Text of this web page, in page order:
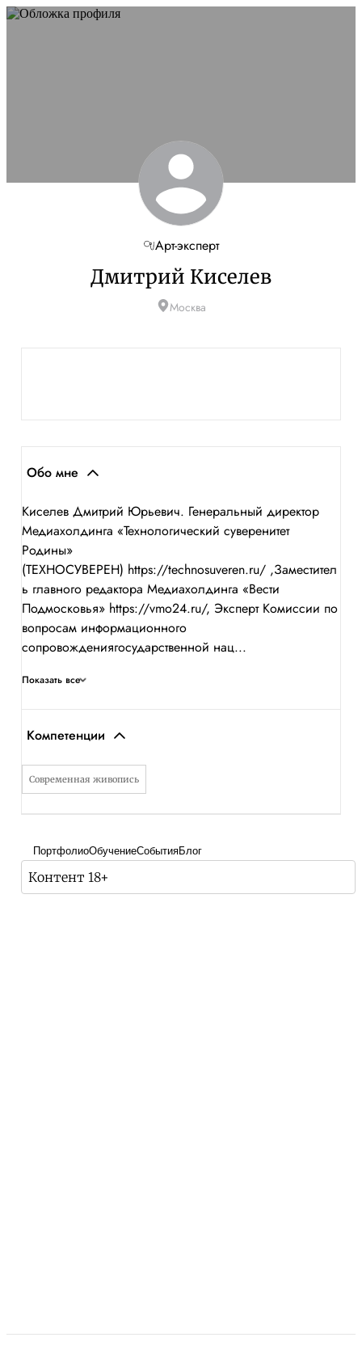
Арт-эксперт
Дмитрий Киселев
Москва
Обо мне
Киселев Дмитрий Юрьевич. Генеральный директор
Медиахолдинга «Технологический суверенитет
Родины»
(ТЕХНОСУВЕРЕН) https://technosuveren.ru/ ,Заместител
ь главного редактора Медиахолдинга «Вести
Подмосковья» https://vmo24.ru/, Эксперт Комиссии по
вопросам информационного
сопровождениягосударственной нац...
Показать все
Компетенции
Современная живопись
ПортфолиоОбучениеСобытияБлог
Контент 18+